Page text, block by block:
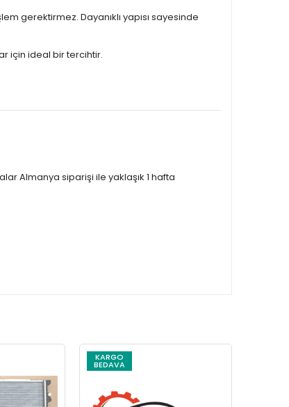
gerektirmez. Dayanıklı yapısı sayesinde
için ideal bir tercihtir.
Almanya siparişi ile yaklaşık 1 hafta
KARGO
BEDAVA